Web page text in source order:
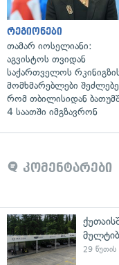
რეგიონები
თამარ იოსელიანი:
აგვისტოს თვიდან
საქართველოს
მომხმარებლები
რომ თბილისიდან
4 საათში იმგზავრონ
კომენტარები
29 წუთის